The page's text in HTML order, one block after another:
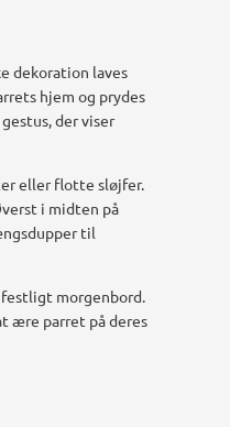
dekoration laves
hjem og prydes
der viser
eller flotte sløjfer.
i midten på
til
morgenbord.
ære parret på deres